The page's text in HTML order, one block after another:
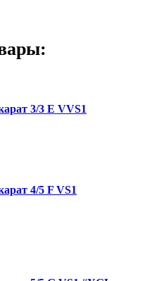
3/3 E VVS1
4/5 F VS1